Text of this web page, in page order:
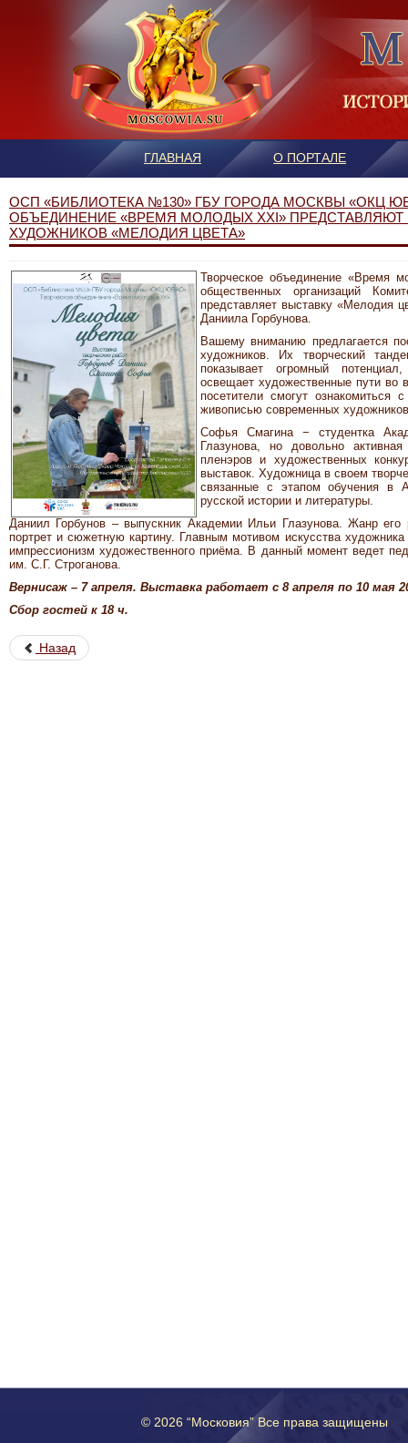
ГЛАВНАЯ О ПОРТАЛЕ
ОСП «БИБЛИОТЕКА №130» ГБУ ГОРОДА МОСКВЫ «ОКЦ
ОБЪЕДИНЕНИЕ «ВРЕМЯ МОЛОДЫХ XXI»
ХУДОЖНИКОВ «МЕЛОДИЯ ЦВЕТА»
Творческое объединение «Время
общественных организаций
представляет выставку «Мелодия
Даниила Горбунова.
Вашему вниманию предлагается
художников. Их творческий
показывает огромный
освещает художественные пути во
посетители смогут ознакомиться
живописью современных
Софья Смагина − студентка
Глазунова, но довольно
пленэров и художественных
выставок. Художница в своем
связанные с этапом обучения в
русской истории и литературы.
Даниил Горбунов – выпускник Академии Ильи Глазунова. Жанр
портрет и сюжетную картину. Главным мотивом искусства
импрессионизм художественного приёма. В данный момент ведет
им. С.Г. Строганова.
Вернисаж – 7 апреля. Выставка работает с 8 апреля по 10 мая
Сбор гостей к 18 ч.
Назад
© 2026 “Московия” Все права защищены